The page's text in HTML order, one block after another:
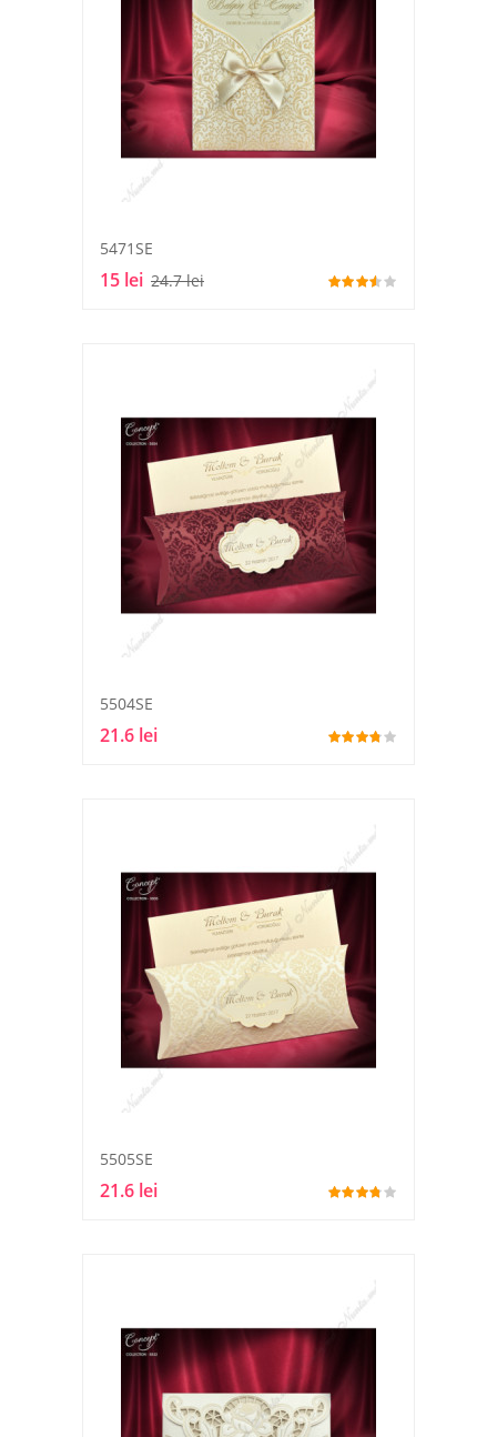
5471SE
15 lei 24.7 lei
5504SE
21.6 lei
5505SE
21.6 lei